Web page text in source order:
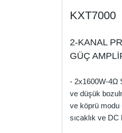
KXT7000
2-KANAL
GÜÇ
- 2x1600W-4Ω
ve düşük
ve köprü modu
sıcaklık ve